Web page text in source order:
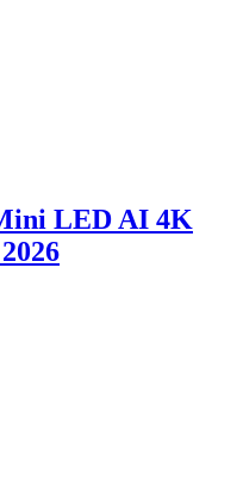
LED AI 4K